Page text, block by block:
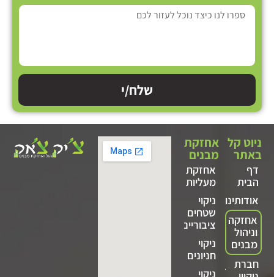
שלח/י
ניוט קל
באתר
דף
הבית
אודותינו
אחזקה
וניהול
מבנים
חברת
אחזקת
מבנים
אחזקת
מעליות
ניקוי
שטחים
ציבוריים
ניקוי
חניונים
ניקוי